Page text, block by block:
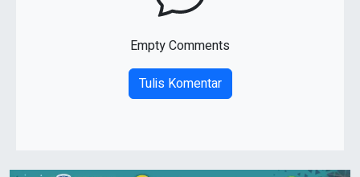
Empty Comments
Tulis Komentar